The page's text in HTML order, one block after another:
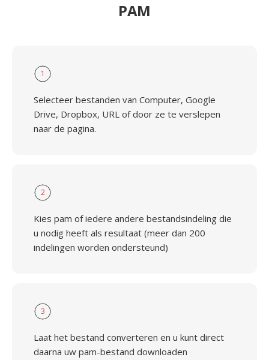
PAM
1
Selecteer bestanden van Computer, Google
Drive, Dropbox, URL of door ze te verslepen
naar de pagina.
2
Kies pam of iedere andere bestandsindeling die
u nodig heeft als resultaat (meer dan 200
indelingen worden ondersteund)
3
Laat het bestand converteren en u kunt direct
daarna uw pam-bestand downloaden